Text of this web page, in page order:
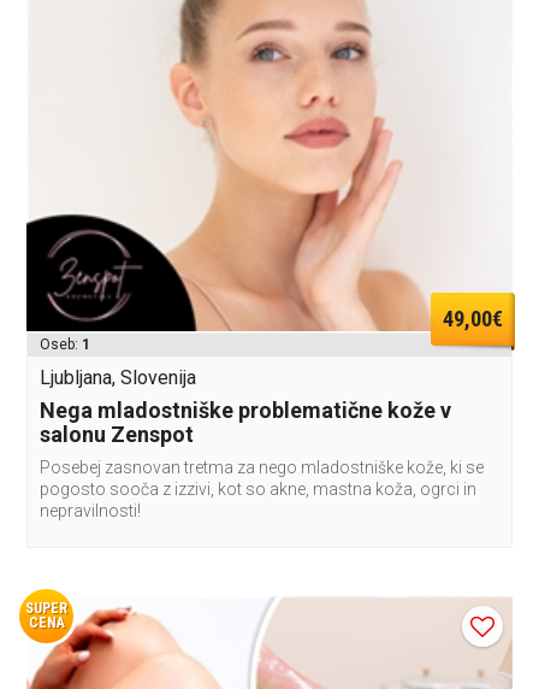
49,00€
Oseb: 1
Ljubljana, Slovenija
Nega mladostniške problematične kože v
salonu Zenspot
Posebej zasnovan tretma za nego mladostniške kože, ki se
pogosto sooča z izzivi, kot so akne, mastna koža, ogrci in
nepravilnosti!
SUPER
CENA